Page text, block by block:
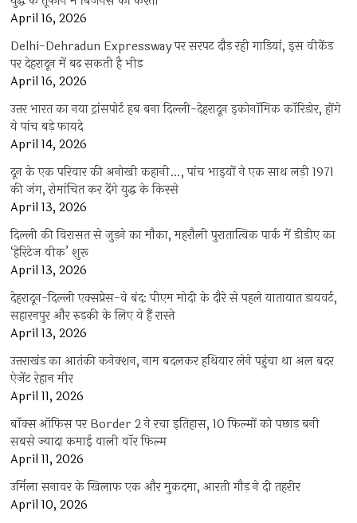
April 16, 2026
Delhi-Dehradun Expressway पर सरपट दौड़ रही गाड़ियां, इस वीकेंड
पर देहरादून में बढ़ सकती है भीड़
April 16, 2026
उत्तर भारत का नया ट्रांसपोर्ट हब बना दिल्ली-देहरादून इकोनॉमिक कॉरिडोर, होंगे
ये पांच बड़े फायदे
April 14, 2026
दून के एक परिवार की अनोखी कहानी…, पांच भाइयों ने एक साथ लड़ी 1971
की जंग, रोमांचित कर देंगे युद्ध के किस्से
April 13, 2026
दिल्ली की विरासत से जुड़ने का मौका, महरौली पुरातात्विक पार्क में डीडीए का
‘हेरिटेज वीक’ शुरू
April 13, 2026
देहरादून-दिल्ली एक्सप्रेस-वे बंद: पीएम मोदी के दौरे से पहले यातायात डायवर्ट,
सहारनपुर और रुड़की के लिए ये हैं रास्ते
April 13, 2026
उत्तराखंड का आतंकी कनेक्शन, नाम बदलकर हथियार लेने पहुंचा था अल बदर
ऐजेंट रेहान मीर
April 11, 2026
बॉक्स ऑफिस पर Border 2 ने रचा इतिहास, 10 फिल्मों को पछाड़ बनी
सबसे ज्यादा कमाई वाली वॉर फिल्म
April 11, 2026
उर्मिला सनावर के खिलाफ एक और मुकदमा, आरती गौड़ ने दी तहरीर
April 10, 2026